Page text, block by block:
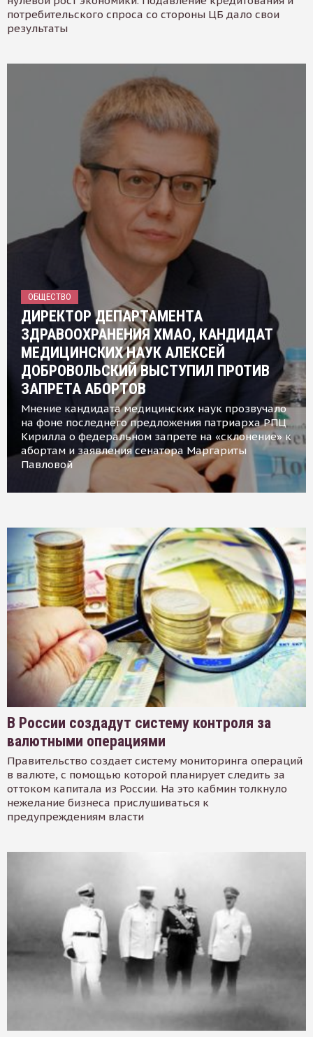
потребительского спроса со стороны ЦБ дало свои
результаты
ОБЩЕСТВО
ДИРЕКТОР ДЕПАРТАМЕНТА
ЗДРАВООХРАНЕНИЯ ХМАО, КАНДИДАТ
МЕДИЦИНСКИХ НАУК АЛЕКСЕЙ
ДОБРОВОЛЬСКИЙ ВЫСТУПИЛ ПРОТИВ
ЗАПРЕТА АБОРТОВ
Мнение кандидата медицинских наук прозвучало
на фоне последнего предложения патриарха РПЦ
Кирилла о федеральном запрете на «склонение» к
абортам и заявления сенатора Маргариты
Павловой
В России создадут систему контроля за
валютными операциями
Правительство создает систему мониторинга операций
в валюте, с помощью которой планирует следить за
оттоком капитала из России. На это кабмин толкнуло
нежелание бизнеса прислушиваться к
предупреждениям власти